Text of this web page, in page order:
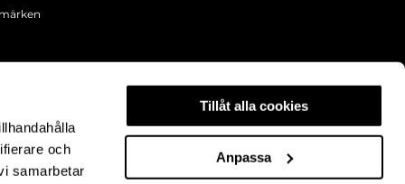
och
samarbetar
Tillåt alla cookies
Anpassa